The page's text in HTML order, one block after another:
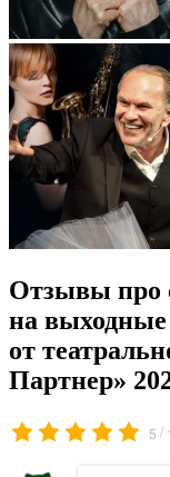
Отзывы про
на выходные
от
Партнер»
5 / 1